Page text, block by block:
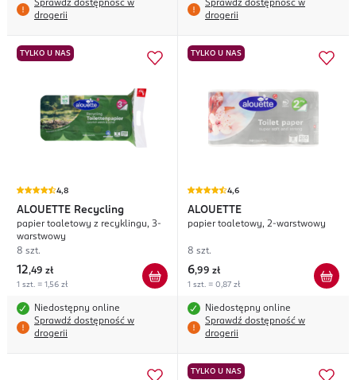
Sprawdź dostępność w
drogerii
Sprawdź dostępność w
drogerii
TYLKO U NAS
4,8
ALOUETTE Recycling
papier toaletowy z recyklingu, 3-
warstwowy
8 szt.
12,49 zł
1 szt. = 1,56 zł
Niedostępny online
Sprawdź dostępność w
drogerii
TYLKO U NAS
4,6
ALOUETTE
papier toaletowy, 2-warstwowy
8 szt.
6,99 zł
1 szt. = 0,87 zł
Niedostępny online
Sprawdź dostępność w
drogerii
TYLKO U NAS